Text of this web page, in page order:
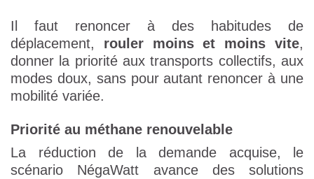
Il faut renoncer à des habitudes de
déplacement, rouler moins et moins vite,
donner la priorité aux transports collectifs, aux
modes doux, sans pour autant renoncer à une
mobilité variée.
Priorité au méthane renouvelable
La réduction de la demande acquise, le
scénario NégaWatt avance des solutions